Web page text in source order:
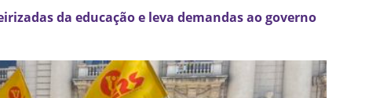
da educação e leva demandas ao governo